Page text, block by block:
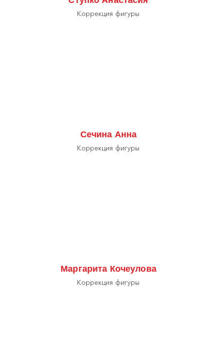
Коррекция фигуры
Сечина Анна
Коррекция фигуры
Маргарита Кочеулова
Коррекция фигуры